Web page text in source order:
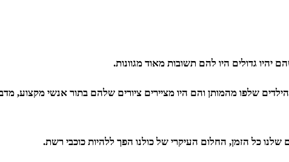
שלפו מהמותן והם היו מציירים ציורים שלהם בתור אנשי